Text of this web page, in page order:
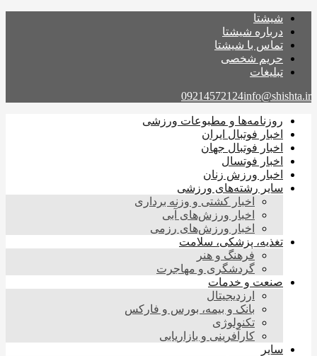
شیشتا
درباره شیشتا
تماس با شیشتا
حریم شخصی
تبلیغات
09214572124info@shishta.ir
روزنامه‌ها و مطبوعات ورزشی
اخبار فوتبال ایران
اخبار فوتبال جهان
اخبار فوتسال
اخبار ورزش زنان
سایر رشته‌های ورزشی
اخبار کشتی و وزنه برداری
اخبار ورزش‌های آبی
اخبار ورزش‌های رزمی
تغذیه، پزشکی، سلامت
فرهنگ و هنر
گردشگری و مهاجرت
صنعت و خدمات
ارزدیجیتال
بانک و بیمه، بورس و فارکس
تکنولوژی
کارآفرینی و بازاریابی
سایر